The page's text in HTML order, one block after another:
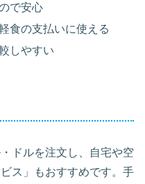
で安心
食の支払いに使える
しやすい
ドルを注文し、自宅や空
ス」もおすすめです。手